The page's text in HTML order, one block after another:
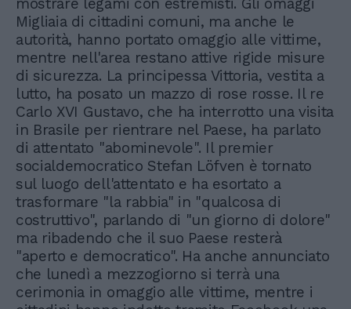
Migliaia di cittadini comuni, ma anche le
autorità, hanno portato omaggio alle vittime,
mentre nell'area restano attive rigide misure
di sicurezza. La principessa Vittoria, vestita a
lutto, ha posato un mazzo di rose rosse. Il re
Carlo XVI Gustavo, che ha interrotto una visita
in Brasile per rientrare nel Paese, ha parlato
di attentato "abominevole". Il premier
socialdemocratico Stefan Löfven è tornato
sul luogo dell'attentato e ha esortato a
trasformare "la rabbia" in "qualcosa di
costruttivo", parlando di "un giorno di dolore"
ma ribadendo che il suo Paese resterà
"aperto e democratico". Ha anche annunciato
che lunedì a mezzogiorno si terrà una
cerimonia in omaggio alle vittime, mentre i